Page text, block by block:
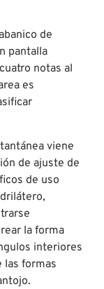
de
pantalla
notas al
es
viene
de ajuste de
de uso
la forma
interiores
las formas